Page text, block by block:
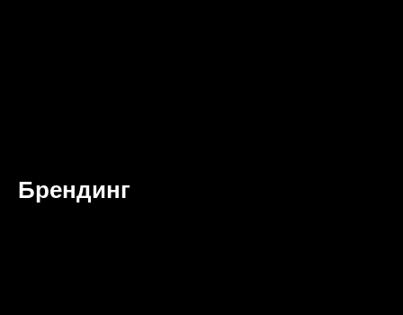
Брендинг